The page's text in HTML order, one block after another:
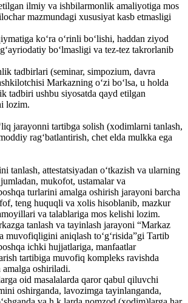
ilmiy va ishbilarmonlik amaliyotiga mos
mazmundagi xususiyat kasb etmasligi
ko‘ra o‘rinli bo‘lishi, haddan ziyod
bo‘lmasligi va tez-tez takrorlanib
tadbirlari (seminar, simpozium, davra
Markazning o‘zi bo‘lsa, u holda
tadbiri ushbu siyosatda qayd etilgan
lozim.
jarayonni tartibga solish (xodimlarni tanlash,
rag‘batlantirish, chet elda mulkka ega
tanlash, attestatsiyadan o‘tkazish va ularning
mukofot, ustamalar va
turlarini amalga oshirish jarayoni barcha
teng huquqli va xolis hisoblanib, mazkur
va talablariga mos kelishi lozim.
tanlash va tayinlash jarayoni “Markaz
muvofiqligini aniqlash to‘g‘risida”gi Tartib
ichki hujjatlariga, manfaatlar
tartibiga muvofiq kompleks ravishda
oshiriladi.
oid masalalarda qaror qabul qiluvchi
oshirganda, lavozimga tayinlanganda,